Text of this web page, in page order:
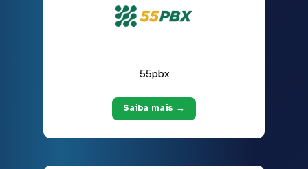
55pbx
Saiba mais →